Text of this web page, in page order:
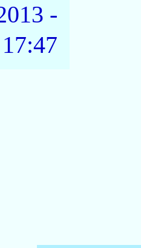
-
17:47